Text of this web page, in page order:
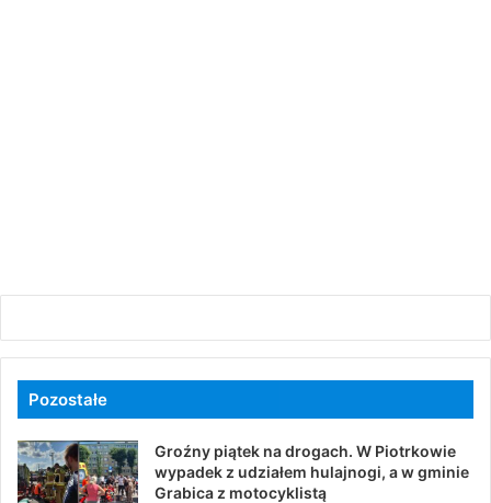
Pozostałe
Groźny piątek na drogach. W Piotrkowie
wypadek z udziałem hulajnogi, a w gminie
Grabica z motocyklistą